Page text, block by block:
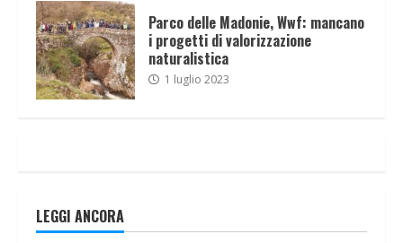
Parco delle Madonie, Wwf: mancano
i progetti di valorizzazione
naturalistica
1 luglio 2023
LEGGI ANCORA